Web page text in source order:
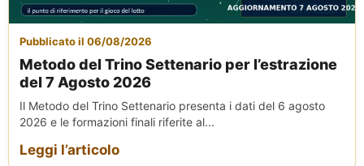
Pubblicato il 06/08/2026
Metodo del Trino Settenario per l’estrazione
del 7 Agosto 2026
Il Metodo del Trino Settenario presenta i dati del 6 agosto
2026 e le formazioni finali riferite al...
Leggi l’articolo